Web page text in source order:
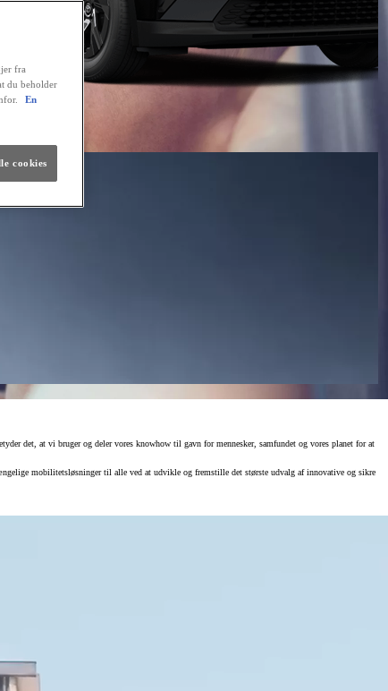
det, at vi bruger og deler vores knowhow til gavn for mennesker, samfundet og vores planet for at
mobilitetsløsninger til alle ved at udvikle og fremstille det største udvalg af innovative og sikre
fra
du beholder
En
cookies